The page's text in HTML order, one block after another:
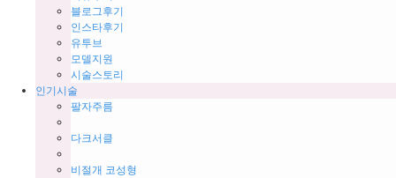
블로그후기
인스타후기
유투브
모델지원
시술스토리
인기시술
팔자주름
다크서클
비절개 코성형